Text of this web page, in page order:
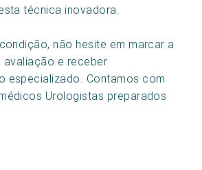
técnica inovadora.
não hesite em marcar a
avaliação e receber
especializado. Contamos com
Urologistas preparados